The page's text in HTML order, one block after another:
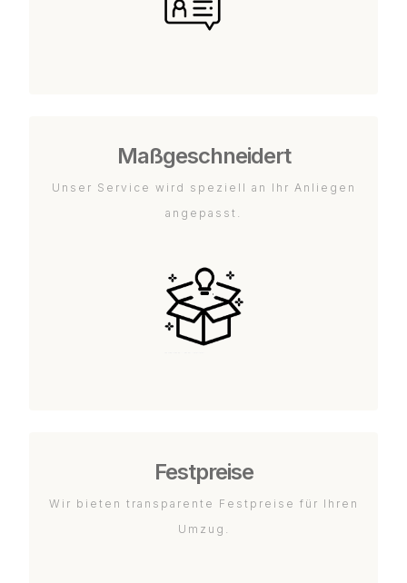
Maßgeschneidert
Unser Service wird speziell an Ihr Anliegen
angepasst.
Festpreise
Wir bieten transparente Festpreise für Ihren
Umzug.